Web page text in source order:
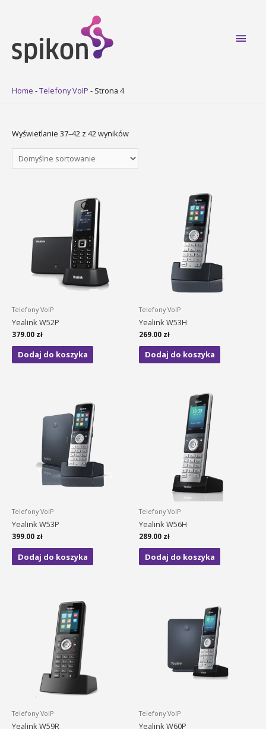
Main
Home -Telefony VoIP - Strona 4
Wyświetlanie 37–42 z 42 wyników
Telefony VoIP
Yealink W52P
379.00 zł
Dodaj do koszyka
Telefony VoIP
Yealink W53H
269.00 zł
Dodaj do koszyka
Telefony VoIP
Yealink W53P
399.00 zł
Dodaj do koszyka
Telefony VoIP
Yealink W56H
289.00 zł
Dodaj do koszyka
Telefony VoIP
Yealink W59R
Telefony VoIP
Yealink W60P